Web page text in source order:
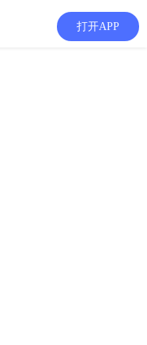
打开APP